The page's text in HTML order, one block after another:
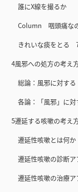
誰にX線を撮るか
Column 咽頭痛なの
きれいな痰をとる
4風邪への処方の考え
総論：風邪に対する
各論：「風邪」に対
5遷延する咳嗽の考え
遷延性咳嗽とは何か
遷延性咳嗽の診断ア
遷延性咳嗽の治療ア